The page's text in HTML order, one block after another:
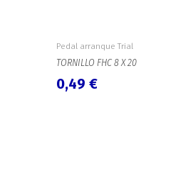
Pedal arranque Trial
TORNILLO FHC 8 X 20
0,49 €